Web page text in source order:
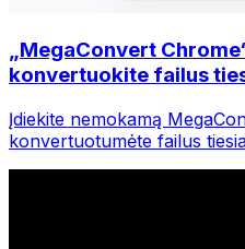
„MegaConvert
konvertuokite failus
Įdiekite nemokamą
konvertuotumėte failus